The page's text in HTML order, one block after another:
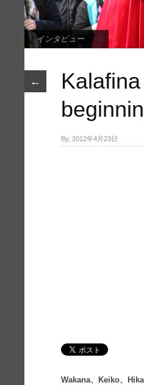
インタビュー
←
By, 2012年4月23日
Wakana、Keiko、